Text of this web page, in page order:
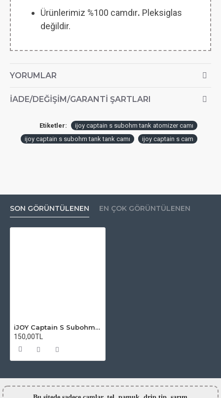
Ürünlerimiz %100 camdır. Pleksiglas
değildir.
YORUMLAR
İADE/DEĞIŞIM/GARANTI ŞARTLARI
Etiketler:
ijoy captain s subohm tank atomizer camı
ijoy captain s subohm tank tank camı
ijoy captain s cam
SON GÖRÜNTÜLENEN EN ÇOK GÖRÜNTÜLENEN
iJOY Captain S Subohm Tank Atomizer Camı
150,00TL